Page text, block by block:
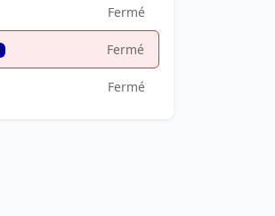
Fermé
Fermé
Fermé